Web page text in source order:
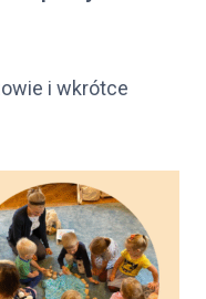
i wkrótce